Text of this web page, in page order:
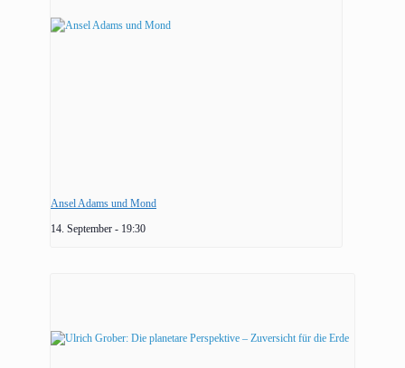
Ansel Adams und Mond
14. September - 19:30